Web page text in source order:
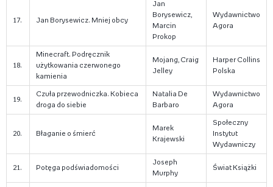
17. Jan Borysewicz. Mniej obcy
Jan
Borysewicz,
Marcin
Prokop
Wydawnictwo
Agora
18.
Minecraft. Podręcznik
użytkowania czerwonego
kamienia
Mojang, Craig
Jelley
Harper Collins
Polska
19.
Czuła przewodniczka. Kobieca
droga do siebie
Natalia De
Barbaro
Wydawnictwo
Agora
20. Błaganie o śmierć
Marek
Krajewski
Społeczny
Instytut
Wydawniczy
21. Potęga podświadomości
Joseph
Murphy
Świat Książki